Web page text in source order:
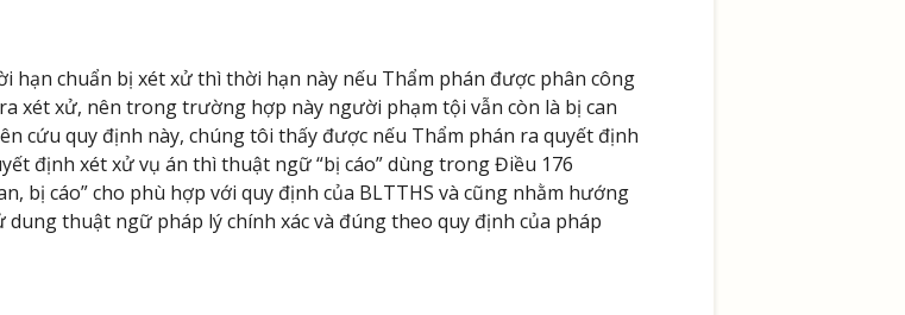
hạn chuẩn bị xét xử thì thời hạn này nếu Thẩm phán được phân công
xét xử, nên trong trường hợp này người phạm tội vẫn còn là bị can
cứu quy định này, chúng tôi thấy được nếu Thẩm phán ra quyết định
định xét xử vụ án thì thuật ngữ “bị cáo” dùng trong Điều 176
bị cáo” cho phù hợp với quy định của BLTTHS và cũng nhằm hướng
thuật ngữ pháp lý chính xác và đúng theo quy định của pháp